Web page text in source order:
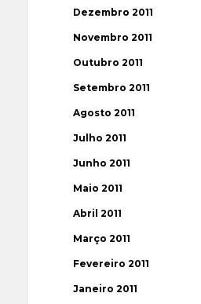
Dezembro 2011
Novembro 2011
Outubro 2011
Setembro 2011
Agosto 2011
Julho 2011
Junho 2011
Maio 2011
Abril 2011
Março 2011
Fevereiro 2011
Janeiro 2011